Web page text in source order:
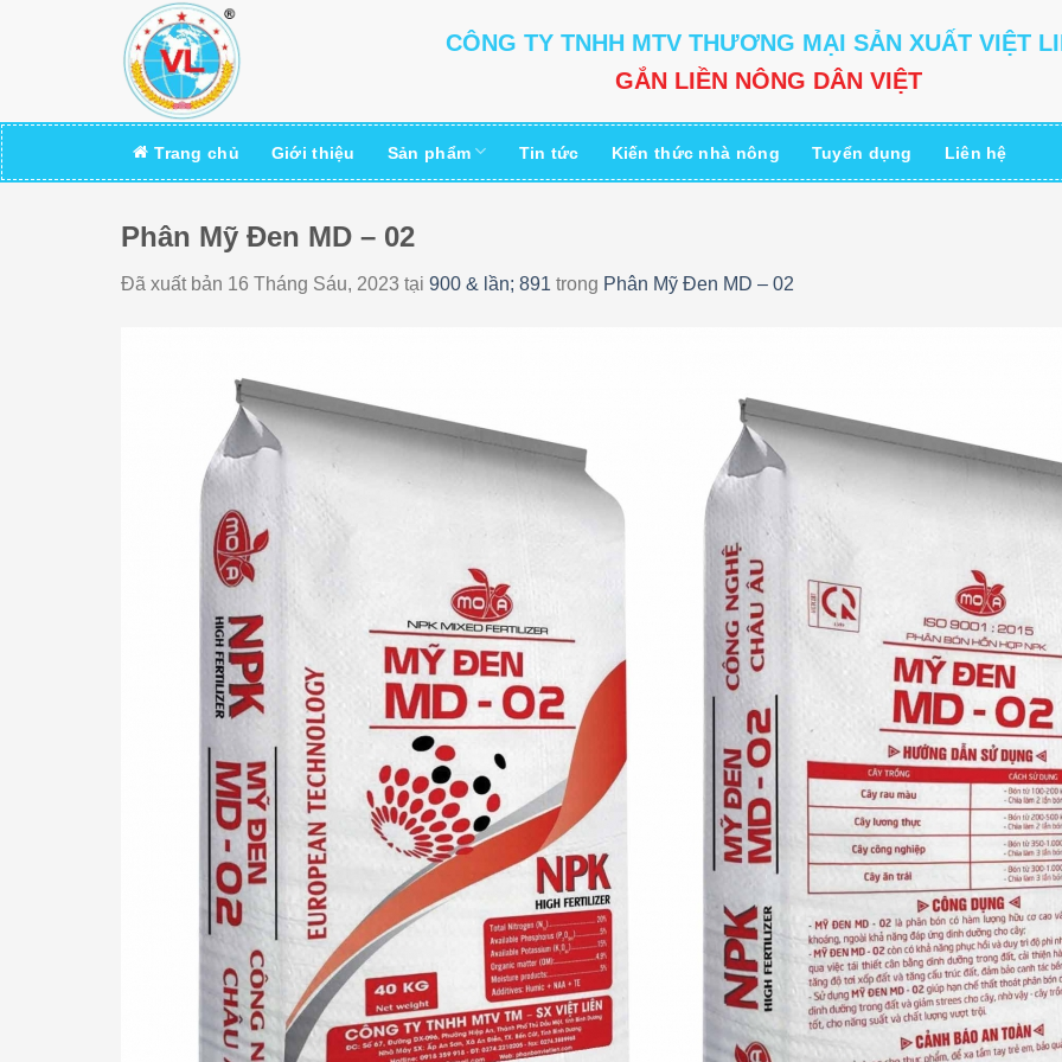
CÔNG TY TNHH MTV THƯƠNG MẠI SẢN XUẤT VIỆT
GẮN LIỀN NÔNG DÂN VIỆT
Trang chủ Giới thiệu Sản phẩm Tin tức Kiến thức nhà nông Tuyển dụng Liên hệ
Phân Mỹ Đen MD – 02
Đã xuất bản 16 Tháng Sáu, 2023 tại 900 & lần; 891 trong Phân Mỹ Đen MD – 02